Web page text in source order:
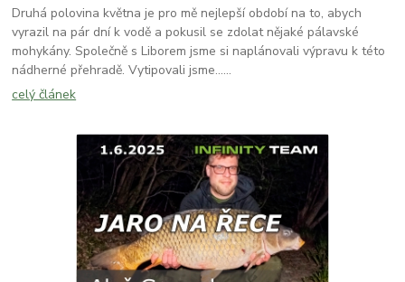
Druhá polovina května je pro mě nejlepší období na to, abych
vyrazil na pár dní k vodě a pokusil se zdolat nějaké pálavské
mohykány. Společně s Liborem jsme si naplánovali výpravu k této
nádherné přehradě. Vytipovali jsme......
celý článek